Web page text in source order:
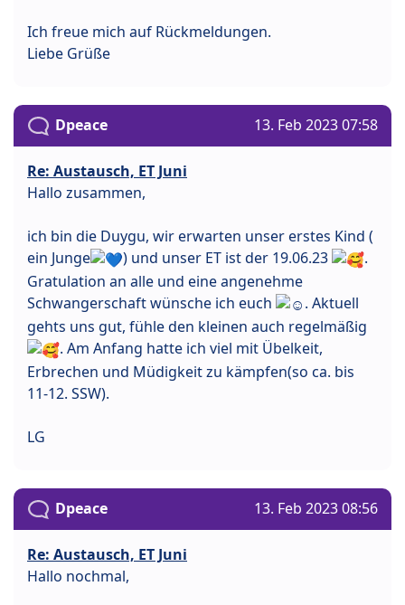
Ich freue mich auf Rückmeldungen.
Liebe Grüße
Dpeace 13. Feb 2023 07:58
Re: Austausch, ET Juni
Hallo zusammen,
ich bin die Duygu, wir erwarten unser erstes Kind (
ein Junge
) und unser ET ist der 19.06.23
.
Gratulation an alle und eine angenehme
Schwangerschaft wünsche ich euch
. Aktuell
gehts uns gut, fühle den kleinen auch regelmäßig
. Am Anfang hatte ich viel mit Übelkeit,
Erbrechen und Müdigkeit zu kämpfen(so ca. bis
11-12. SSW).
LG
Dpeace 13. Feb 2023 08:56
Re: Austausch, ET Juni
Hallo nochmal,